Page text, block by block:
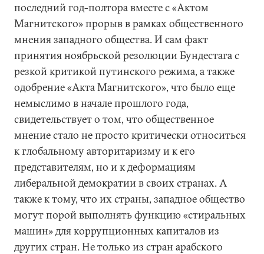
последний год-полтора вместе с «Актом
Магнитского» прорыв в рамках общественного
мнения западного общества. И сам факт
принятия ноябрьской резолюции Бундестага с
резкой критикой путинского режима, а также
одобрение «Акта Магнитского», что было еще
немыслимо в начале прошлого года,
свидетельствует о том, что общественное
мнение стало не просто критически относиться
к глобальному авторитаризму и к его
представителям, но и к деформациям
либеральной демократии в своих странах. А
также к тому, что их страны, западное общество
могут порой выполнять функцию «стиральных
машин» для коррупционных капиталов из
других стран. Не только из стран арабского